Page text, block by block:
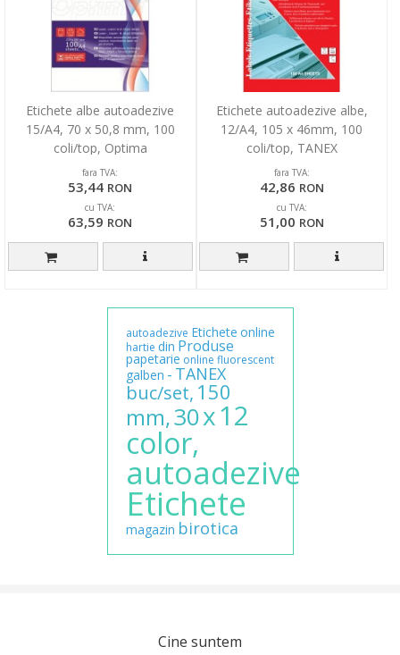
Etichete albe autoadezive
15/A4, 70 x 50,8 mm, 100
coli/top, Optima
fara TVA:
53,44 RON
cu TVA:
63,59 RON
Etichete autoadezive albe,
12/A4, 105 x 46mm, 100
coli/top, TANEX
fara TVA:
42,86 RON
cu TVA:
51,00 RON
autoadezive Etichete online
hartie din Produse
papetarie online fluorescent
galben - TANEX
buc/set, 150
mm,30x12
color,
autoadezive
Etichete
magazin birotica
Cine suntem